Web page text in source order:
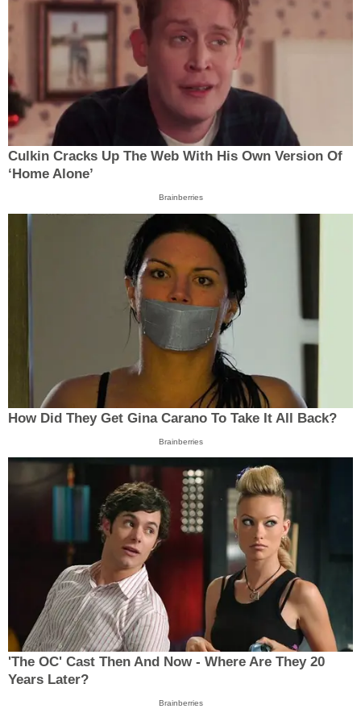
Culkin Cracks Up The Web With His Own Version Of
‘Home Alone’
Brainberries
How Did They Get Gina Carano To Take It All Back?
Brainberries
'The OC' Cast Then And Now - Where Are They 20
Years Later?
Brainberries